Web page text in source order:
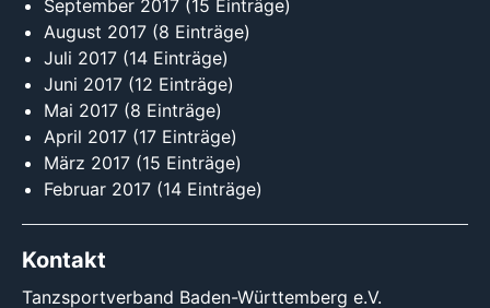
September 2017 (15 Einträge)
August 2017 (8 Einträge)
Juli 2017 (14 Einträge)
Juni 2017 (12 Einträge)
Mai 2017 (8 Einträge)
April 2017 (17 Einträge)
März 2017 (15 Einträge)
Februar 2017 (14 Einträge)
Kontakt
Tanzsportverband Baden-Württemberg e.V.